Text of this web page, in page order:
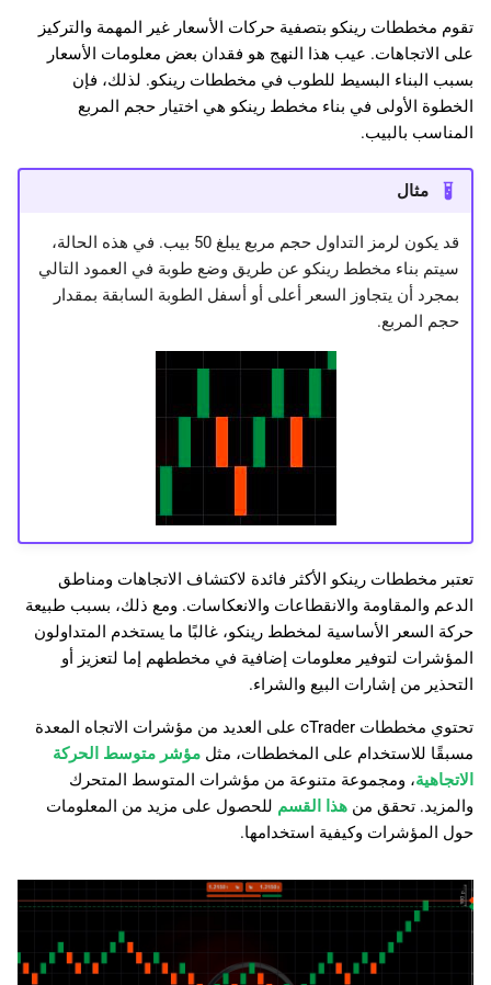
تقوم مخططات رينكو بتصفية حركات الأسعار غير المهمة والتركيز
على الاتجاهات. عيب هذا النهج هو فقدان بعض معلومات الأسعار
بسبب البناء البسيط للطوب في مخططات رينكو. لذلك، فإن
الخطوة الأولى في بناء مخطط رينكو هي اختيار حجم المربع
المناسب بالبيب.
مثال
قد يكون لرمز التداول حجم مربع يبلغ 50 بيب. في هذه الحالة،
سيتم بناء مخطط رينكو عن طريق وضع طوبة في العمود التالي
بمجرد أن يتجاوز السعر أعلى أو أسفل الطوبة السابقة بمقدار
حجم المربع.
تعتبر مخططات رينكو الأكثر فائدة لاكتشاف الاتجاهات ومناطق
الدعم والمقاومة والانقطاعات والانعكاسات. ومع ذلك، بسبب طبيعة
حركة السعر الأساسية لمخطط رينكو، غالبًا ما يستخدم المتداولون
المؤشرات لتوفير معلومات إضافية في مخططهم إما لتعزيز أو
التحذير من إشارات البيع والشراء.
تحتوي مخططات cTrader على العديد من مؤشرات الاتجاه المعدة
مسبقًا للاستخدام على المخططات، مثل مؤشر متوسط الحركة
الاتجاهية، ومجموعة متنوعة من مؤشرات المتوسط المتحرك
والمزيد. تحقق من هذا القسم للحصول على مزيد من المعلومات
حول المؤشرات وكيفية استخدامها.